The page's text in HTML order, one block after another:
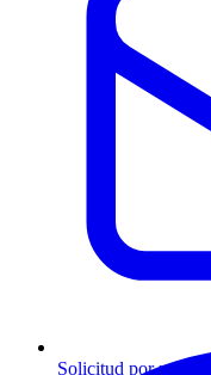
Solicitud por mensaje